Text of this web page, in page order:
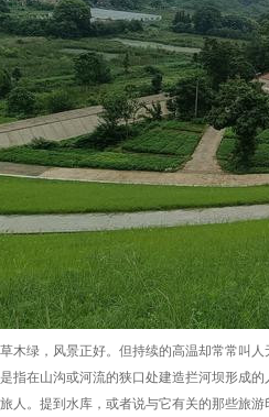
木绿，风景正好。但持续的高温却常常叫
指在山沟或河流的狭口处建造拦河坝形成
人。提到水库，或者说与它有关的那些旅